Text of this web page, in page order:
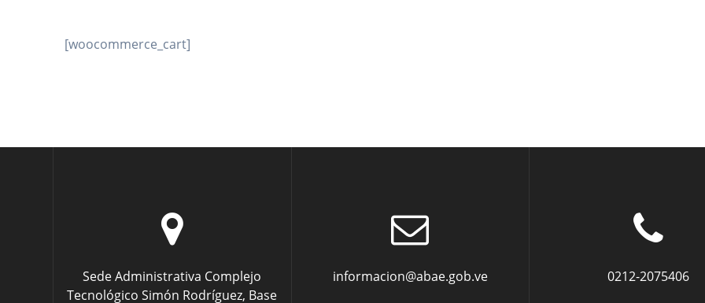
[woocommerce_cart]
Sede Administrativa Complejo
Tecnológico Simón Rodríguez, Base
informacion@abae.gob.ve 0212-2075406